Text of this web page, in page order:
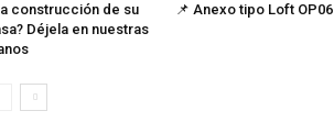
construcción de su
Déjela en nuestras
📌 Anexo tipo Loft OP06